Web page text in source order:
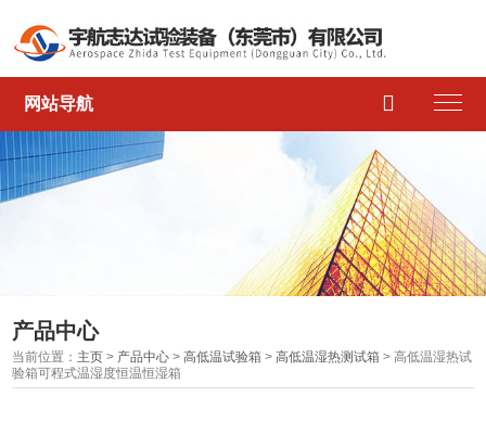
网站导航 
产品中心
当前位置： 主页 > 产品中心 >高低温试验箱 >高低温湿热测试箱 > 高低温湿热试
验箱可程式温湿度恒温恒湿箱